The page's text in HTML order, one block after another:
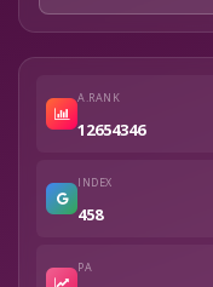
A.RANK
12654346
INDEX
458
PA